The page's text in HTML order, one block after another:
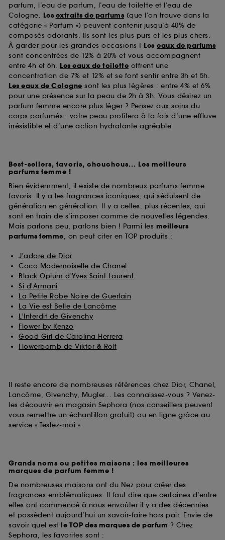
parfum, l’eau de parfum, l’eau de toilette et l’eau de
Cologne. Les extraits de parfums (que l’on trouve dans la
catégorie « Parfum ») peuvent contenir jusqu’à 40% de
composés odorants. Ils sont les plus purs et les plus chers.
À garder pour les grandes occasions ! Les eaux de parfums
sont concentrées de 12% à 20% et vous accompagnent
entre 4h et 6h. Les eaux de toilette offrent une
concentration de 7% et 12% et se font sentir entre 3h et 5h.
Les eaux de Cologne sont les plus légères : entre 4% et 6%
pour une présence sur la peau de 2h à 3h. Vous désirez un
parfum femme encore plus léger ? Pensez aux soins du
corps parfumés : votre peau profitera à la fois d’une effluve
irrésistible et d’une action hydratante agréable.
Best-sellers, favoris, chouchous... Les meilleurs
parfums femme !
Bien évidemment, il existe de nombreux parfums femme
favoris. Il y a les fragrances iconiques, qui séduisent de
génération en génération. Il y a celles, plus récentes, qui
sont en train de s’imposer comme de nouvelles légendes.
Mais parlons peu, parlons bien ! Parmi les meilleurs
parfums femme, on peut citer en TOP produits :
J'adore de Dior
Coco Mademoiselle de Chanel
Black Opium d'Yves Saint Laurent
Si d'Armani
La Petite Robe Noire de Guerlain
La Vie est Belle de Lancôme
L'Interdit de Givenchy
Flower by Kenzo
Good Girl de Carolina Herrera
Flowerbomb de Viktor & Rolf
Il reste encore de nombreuses références chez Dior, Chanel,
Lancôme, Givenchy, Mugler... Les connaissez-vous ? Venez-
les découvrir en magasin Sephora (nos conseillers peuvent
vous remettre un échantillon gratuit) ou en ligne grâce au
service « Testez-moi ».
Grands noms ou petites maisons : les meilleures
marques de parfum femme !
De nombreuses maisons ont du Nez pour créer des
fragrances emblématiques. Il faut dire que certaines d’entre
elles ont commencé à nous envoûter il y a des décennies
et possèdent aujourd’hui un savoir-faire hors pair. Envie de
savoir quel est le TOP des marques de parfum ? Chez
Sephora, les favorites sont :